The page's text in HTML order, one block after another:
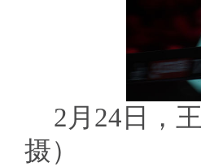
2月24日，
摄）